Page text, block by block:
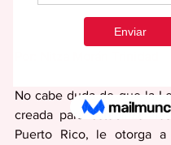
No cabe duda de que la
creada para estabilizar
Puerto Rico, le otorga